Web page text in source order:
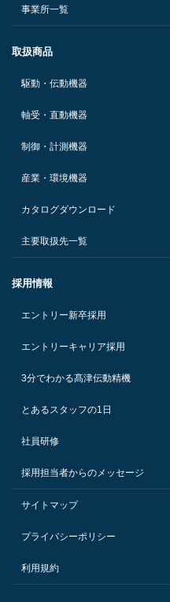
事業所一覧
取扱商品
駆動・伝動機器
軸受・直動機器
制御・計測機器
産業・環境機器
カタログダウンロード
主要取扱先一覧
採用情報
エントリー新卒採用
エントリーキャリア採用
3分でわかる髙津伝動精機
とあるスタッフの1日
社員研修
採用担当者からのメッセージ
サイトマップ
プライバシーポリシー
利用規約